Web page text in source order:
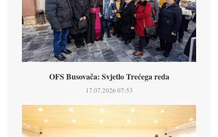
OFS Busovača: Svjetlo Trećega reda
17.07.2026 07:53